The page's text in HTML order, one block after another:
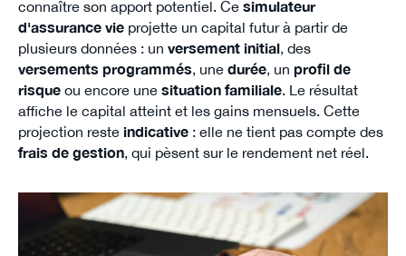
connaître son apport potentiel. Ce simulateur
d'assurance vieprojette un capital futur à partir de
plusieurs données : un versement initial, des
versements programmés, une durée, un profil de
risqueou encore une situation familiale. Le résultat
affiche le capital atteint et les gains mensuels. Cette
projection reste indicative: elle ne tient pas compte des
frais de gestion, qui pèsent sur le rendement net réel.